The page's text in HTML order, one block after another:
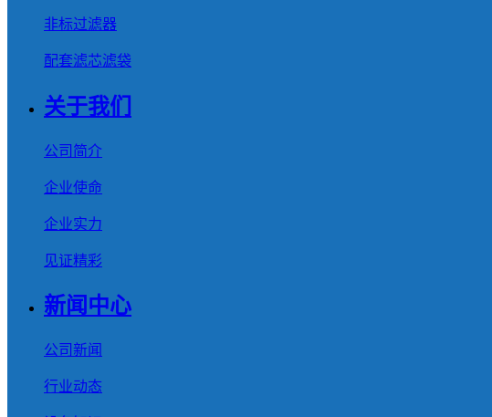
非标过滤器
配套滤芯滤袋
关于我们
公司简介
企业使命
企业实力
见证精彩
新闻中心
公司新闻
行业动态